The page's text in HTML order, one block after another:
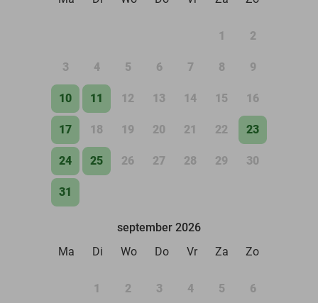
1 2
3 4 5 6 7 8 9
10 11 12 13 14 15 16
17 18 19 20 21 22 23
24 25 26 27 28 29 30
31
september 2026
Ma
Di Wo Do Vr Za Zo
1 2 3 4 5 6